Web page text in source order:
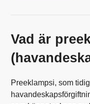
Vad är
Preeklampsi, som